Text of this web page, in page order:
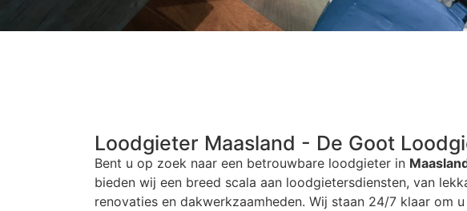
Loodgieter Maasland - De Goot
Bent u op zoek naar een betrouwbare loodgieter in
bieden wij een breed scala aan loodgietersdiensten, van
renovaties en dakwerkzaamheden. Wij staan 24/7 klaar om